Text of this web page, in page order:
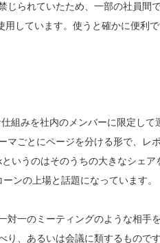
じられていたため、一部の社員間
しています。使うと確かに便利
組みを社内のメンバーに限定して
マごとにページを分ける形で、レ
いうのはそのうちの大きなシェア
ンの上場と話題になっています。
対一のミーティングのような相手
、あるいは会議に類するものです